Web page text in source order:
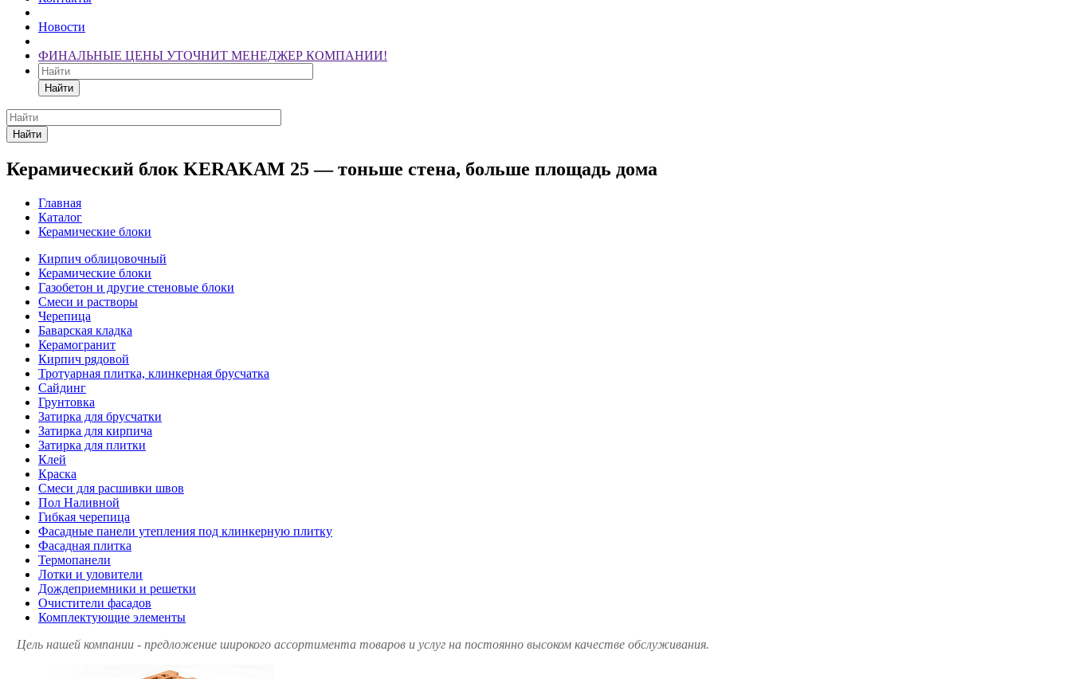
Новости
ФИНАЛЬНЫЕ ЦЕНЫ УТОЧНИТ МЕНЕДЖЕР КОМПАНИИ!
Найти
Найти
Керамический блок KERAKAM 25 — тоньше стена, больше площадь дома
Главная
Каталог
Керамические блоки
Кирпич облицовочный
Керамические блоки
Газобетон и другие стеновые блоки
Смеси и растворы
Черепица
Баварская кладка
Керамогранит
Кирпич рядовой
Тротуарная плитка, клинкерная брусчатка
Сайдинг
Грунтовка
Затирка для брусчатки
Затирка для кирпича
Затирка для плитки
Клей
Краска
Смеси для расшивки швов
Пол Наливной
Гибкая черепица
Фасадные панели утепления под клинкерную плитку
Фасадная плитка
Термопанели
Лотки и уловители
Дождеприемники и решетки
Очистители фасадов
Комплектующие элементы
Цель нашей компании - предложение широкого ассортимента товаров и услуг на постоянно высоком качестве обслуживания.